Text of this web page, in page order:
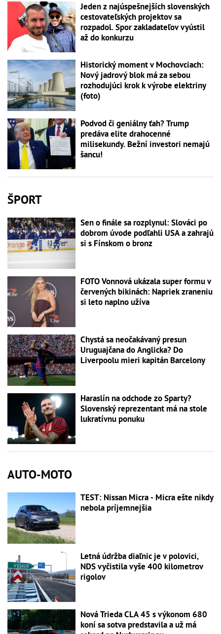
Jeden z najúspešnejších slovenských
cestovateľských projektov sa
rozpadol. Spor zakladateľov vyústil
až do konkurzu
Historický moment v Mochovciach:
Nový jadrový blok má za sebou
rozhodujúci krok k výrobe elektriny
(foto)
Podvod či geniálny ťah? Trump
predáva elite drahocenné
milisekundy. Bežní investori nemajú
šancu!
ŠPORT
Sen o finále sa rozplynul: Slováci po
dobrom úvode podľahli USA a zahrajú
si s Fínskom o bronz
FOTO Vonnová ukázala super formu v
červených bikinách: Napriek zraneniu
si leto naplno užíva
Chystá sa neočakávaný presun
Uruguajčana do Anglicka? Do
Liverpoolu mieri kapitán Barcelony
Haraslín na odchode zo Sparty?
Slovenský reprezentant má na stole
lukratívnu ponuku
AUTO-MOTO
TEST: Nissan Micra - Micra ešte nikdy
nebola príjemnejšia
Letná údržba diaľnic je v polovici,
NDS vyčistila vyše 400 kilometrov
rigolov
Nová Trieda CLA 45 s výkonom 680
koní sa sotva predstavila a už má